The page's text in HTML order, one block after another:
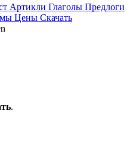
Артикли Глаголы Предлоги
Цены Скачать
.